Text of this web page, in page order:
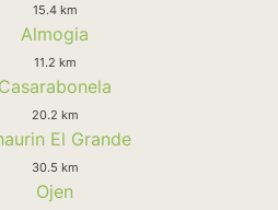
15.4 km
Almogia
11.2 km
Casarabonela
20.2 km
El Grande
30.5 km
Ojen